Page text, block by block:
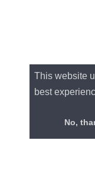
This website
best
No,